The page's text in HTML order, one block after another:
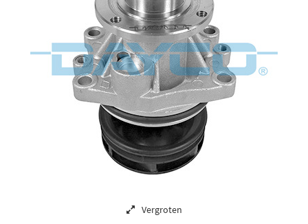
Vergroten